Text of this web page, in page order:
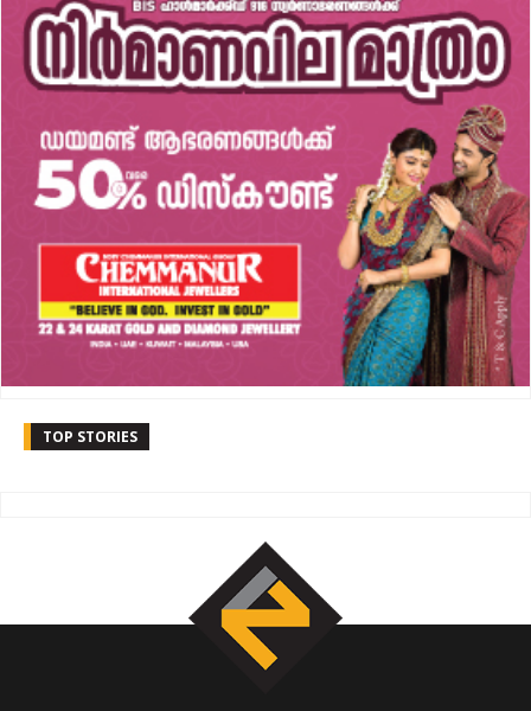
TOP STORIES